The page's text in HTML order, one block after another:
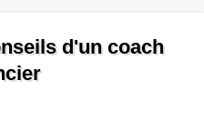
d'un coach